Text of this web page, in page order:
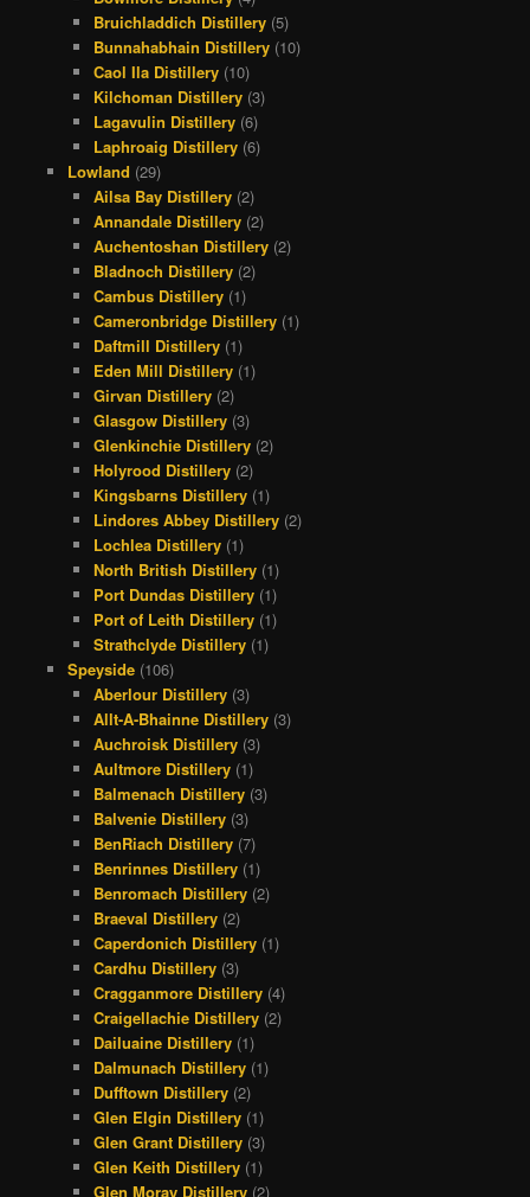
Bruichladdich Distillery (5)
Bunnahabhain Distillery (10)
Caol Ila Distillery (10)
Kilchoman Distillery (3)
Lagavulin Distillery (6)
Laphroaig Distillery (6)
Lowland (29)
Ailsa Bay Distillery (2)
Annandale Distillery (2)
Auchentoshan Distillery (2)
Bladnoch Distillery (2)
Cambus Distillery (1)
Cameronbridge Distillery (1)
Daftmill Distillery (1)
Eden Mill Distillery (1)
Girvan Distillery (2)
Glasgow Distillery (3)
Glenkinchie Distillery (2)
Holyrood Distillery (2)
Kingsbarns Distillery (1)
Lindores Abbey Distillery (2)
Lochlea Distillery (1)
North British Distillery (1)
Port Dundas Distillery (1)
Port of Leith Distillery (1)
Strathclyde Distillery (1)
Speyside(106)
Aberlour Distillery (3)
Allt-A-Bhainne Distillery (3)
Auchroisk Distillery (3)
Aultmore Distillery (1)
Balmenach Distillery (3)
Balvenie Distillery (3)
BenRiach Distillery (7)
Benrinnes Distillery (1)
Benromach Distillery (2)
Braeval Distillery (2)
Caperdonich Distillery (1)
Cardhu Distillery (3)
Cragganmore Distillery (4)
Craigellachie Distillery (2)
Dailuaine Distillery (1)
Dalmunach Distillery (1)
Dufftown Distillery (2)
Glen Elgin Distillery (1)
Glen Grant Distillery (3)
Glen Keith Distillery (1)
Glen Moray Distillery (2)